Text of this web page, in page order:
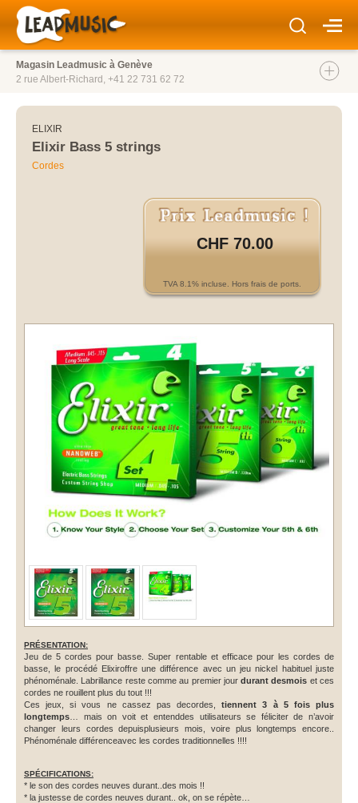
Magasin Leadmusic à Genève
2 rue Albert-Richard, +41 22 731 62 72
ELIXIR
Elixir Bass 5 strings
Cordes
CHF 70.00
TVA 8.1% incluse. Hors frais de ports.
PRÉSENTATION:
Jeu de 5 cordes pour basse. Super rentable et efficace pour les cordes de
basse, le procédé Elixiroffre une différence avec un jeu nickel habituel juste
phénoménale. Labrillance reste comme au premier jourdurant desmois et ces
cordes ne rouillent plus du tout !!!
Ces jeux, si vous ne cassez pas decordes,tiennent 3 à 5 fois plus
longtemps … mais on voit et entenddes utilisateurs se féliciter de n’avoir
changer leurs cordes depuisplusieurs mois, voire plus longtemps encore..
Phénoménale différenceavec les cordes traditionnelles !!!!
SPÉCIFICATIONS:
* le son des cordes neuves durant..des mois !!
* la justesse de cordes neuves durant.. ok, on se répète…